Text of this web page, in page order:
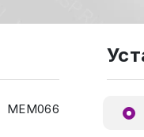
МЕМ066